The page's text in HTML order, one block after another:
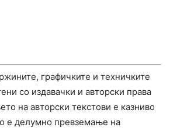
графичките и техничките
со издавачки и авторски права
на авторски текстови е казниво
е делумно превземање на